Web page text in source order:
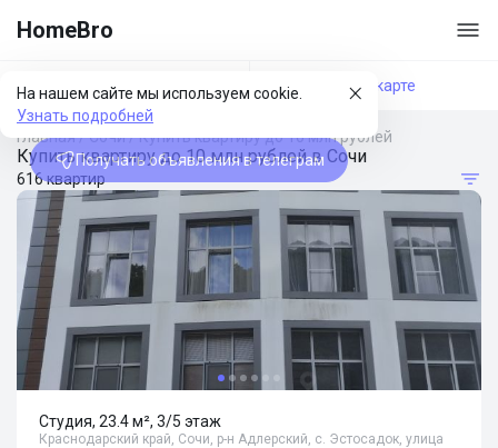
HomeBro
На нашем сайте мы используем cookie.
Узнать подробней
Получать объявления в телеграм
Фильтры На карте
Главная/Сочи/Купить квартиру до 10 млн рублей
Купить квартиру до 10 млн рублей в Сочи
616 квартир
Студия, 23.4 м², 3/5 этаж
Краснодарский край, Сочи, р-н Адлерский, с. Эстосадок, улица